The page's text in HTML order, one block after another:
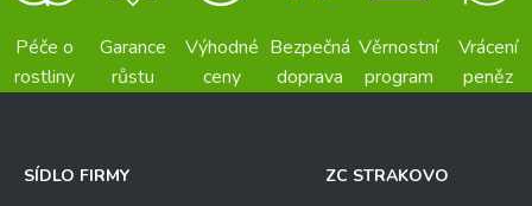
Péče o
rostliny
Garance
růstu
Výhodné
ceny
Bezpečná
doprava
Věrnostní
program
Vrácení
peněz
SÍDLO FIRMY
ZC STRAKOVO